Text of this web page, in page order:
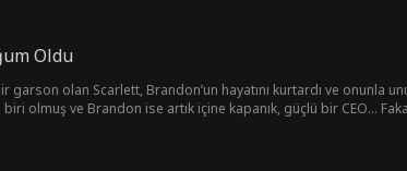
Oldu
bir garson olan Scarlett, Brandon’un hayatını kurtardı ve
biri olmuş ve Brandon ise artık içine kapanık, güçlü bir CEO…